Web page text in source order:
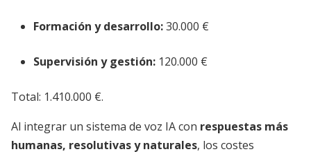
Formación y desarrollo:30.000 €
Supervisión y gestión: 120.000 €
Total: 1.410.000 €.
Al integrar un sistema de voz IA con respuestas más
humanas, resolutivas y naturales, los costes